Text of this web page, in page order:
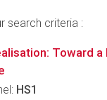
search criteria :
Toward a
HS1